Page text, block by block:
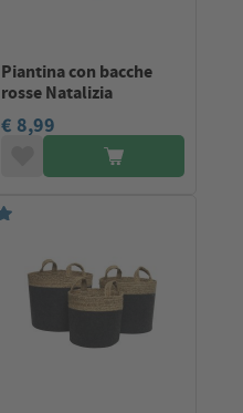
Piantina con bacche
rosse Natalizia
€ 8,99